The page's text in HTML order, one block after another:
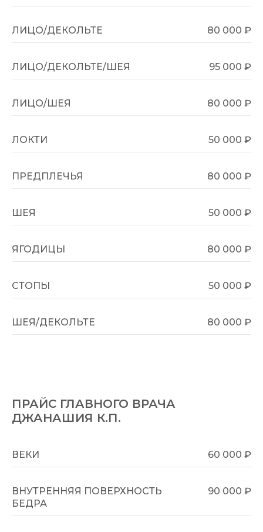
ЛИЦО/ДЕКОЛЬТЕ 80 000 ₽
ЛИЦО/ДЕКОЛЬТЕ/ШЕЯ 95 000 ₽
ЛИЦО/ШЕЯ 80 000 ₽
ЛОКТИ 50 000 ₽
ПРЕДПЛЕЧЬЯ 80 000 ₽
ШЕЯ 50 000 ₽
ЯГОДИЦЫ 80 000 ₽
СТОПЫ 50 000 ₽
ШЕЯ/ДЕКОЛЬТЕ 80 000 ₽
ПРАЙС ГЛАВНОГО ВРАЧА
ДЖАНАШИЯ К.П.
ВЕКИ 60 000 ₽
ВНУТРЕННЯЯ ПОВЕРХНОСТЬ
БЕДРА
90 000 ₽